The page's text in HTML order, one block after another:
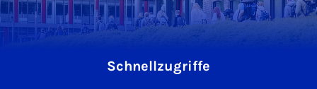
Schnellzugriffe